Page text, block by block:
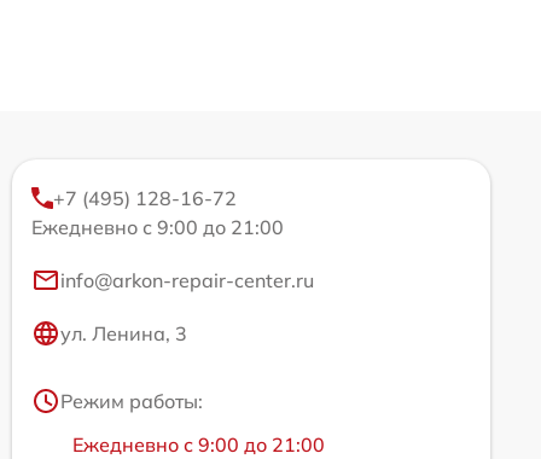
+7 (495) 128-16-72
Ежедневно с 9:00 до 21:00
info@arkon-repair-center.ru
ул. Ленина, 3
Режим работы:
Ежедневно с 9:00 до 21:00